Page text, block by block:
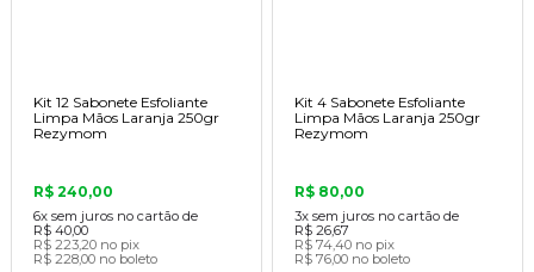
Kit 12 Sabonete Esfoliante
Limpa Mãos Laranja 250gr
Rezymom
R$ 240,00
6x sem juros no cartão de
R$ 40,00
R$ 223,20 no pix
R$ 228,00 no boleto
Kit 4 Sabonete Esfoliante
Limpa Mãos Laranja 250gr
Rezymom
R$ 80,00
3x sem juros no cartão de
R$ 26,67
R$ 74,40 no pix
R$ 76,00 no boleto